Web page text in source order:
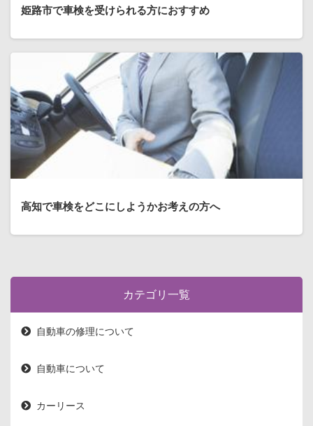
姫路市で車検を受けられる方におすすめ
高知で車検をどこにしようかお考えの方へ
カテゴリ一覧
自動車の修理について
自動車について
カーリース